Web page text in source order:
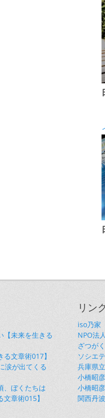
【未来を生きる
文章術017】
涙が出てくる
、ぼくたちは
章術015】
リン
iso乃家
NPO法
ざつが
ソシエ
兵庫県
小橋昭
小橋昭
関西丹